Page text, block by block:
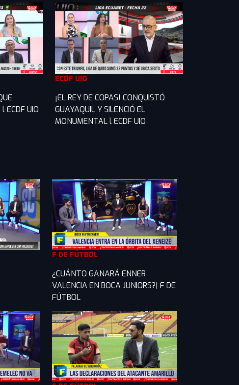
ECDF UIO
ECDF UIO
¡EL REY DE COPAS! CONQUISTÓ
GUAYAQUIL Y SILENCIÓ EL
MONUMENTAL l ECDF UIO
F DE FÚTBOL
¿CUÁNTO GANARÁ ENNER
VALENCIA EN BOCA JUNIORS?| F DE
FÚTBOL